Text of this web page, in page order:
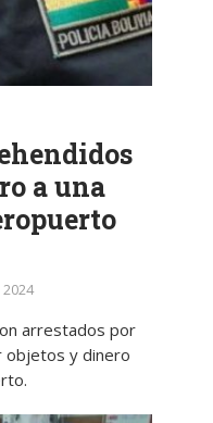
a una
arrestados por
objetos y dinero